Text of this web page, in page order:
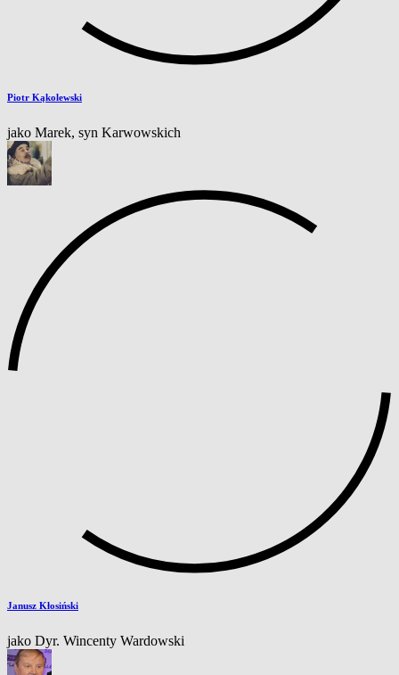
Piotr Kąkolewski
jako Marek, syn Karwowskich
Janusz Kłosiński
jako Dyr. Wincenty Wardowski